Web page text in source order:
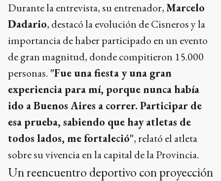
Durante la entrevista, su entrenador,Marcelo
Dadario, destacó la evolución de Cisneros y la
importancia de haber participado en un evento
de gran magnitud, donde compitieron 15.000
personas. "Fue una fiesta y una gran
experiencia para mí, porque nunca había
ido a Buenos Aires a correr. Participar de
esa prueba, sabiendo que hay atletas de
todos lados, me fortaleció", relató el atleta
sobre su vivencia en la capital de la Provincia.
Un reencuentro deportivo con proyección